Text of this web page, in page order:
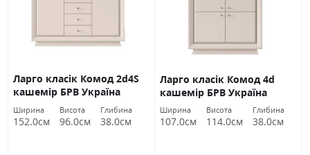
Ларго класік Комод 2d4S
кашемір БРВ Україна
Ширина
152.0см
Висота
96.0см
Глибина
38.0см
Ларго класік Комод 4d
кашемір БРВ Україна
Ширина
107.0см
Висота
114.0см
Глибина
38.0см